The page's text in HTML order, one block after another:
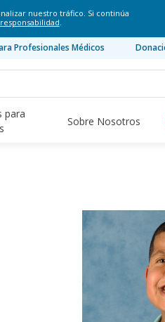
nuestro tráfico. Si continúa
.
Profesionales Médicos
para
Sobre Nosotros